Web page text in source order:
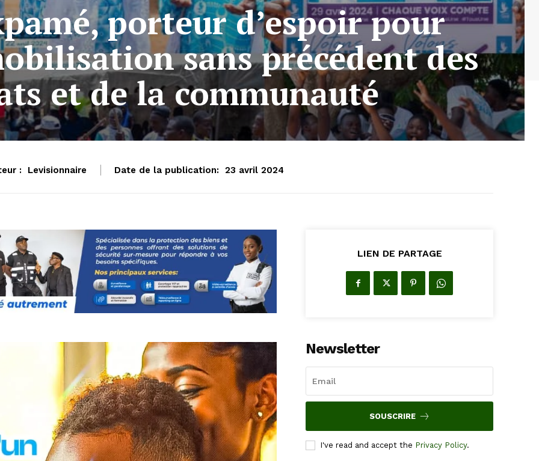
porteur d’espoir pour
sans précédent des
et de la communauté
: Levisionnaire Date de la publication: 23 avril 2024
LIEN DE PARTAGE
Newsletter
SOUSCRIRE
I've read and accept the Privacy Policy.